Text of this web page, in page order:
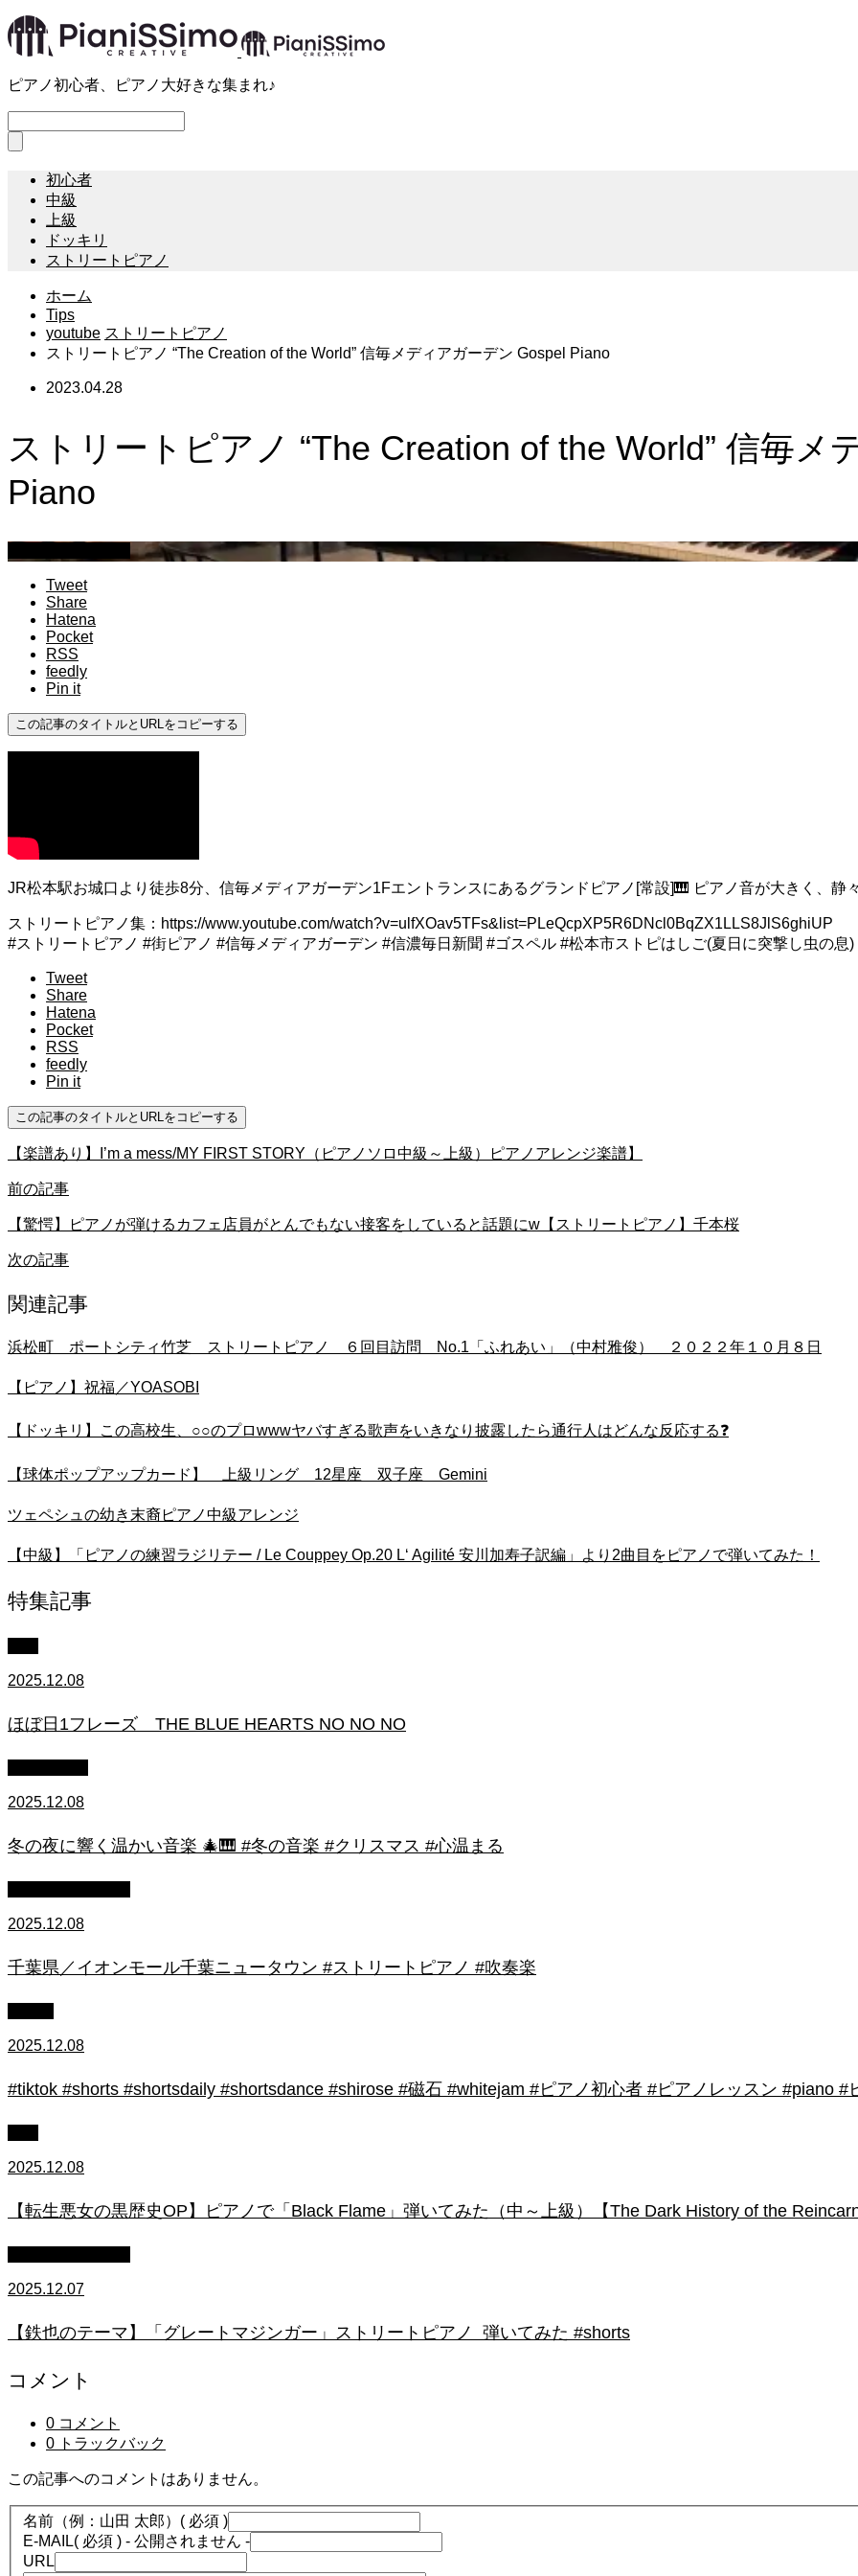
ピアノ初心者、ピアノ大好きな集まれ♪
初心者
中級
上級
ドッキリ
ストリートピアノ
ホーム
Tips
youtube ストリートピアノ
ストリートピアノ “The Creation of the World” 信毎メディアガーデン Gospel Piano
2023.04.28
ストリートピアノ “The Creation of the World” 信毎メ
Piano
Tweet
Share
Hatena
Pocket
RSS
feedly
Pin it
この記事のタイトルとURLをコピーする
JR松本駅お城口より徒歩8分、信毎メディアガーデン1Fエントランスにあるグランドピアノ[常設]🎹 ピアノ音が大きく、静
ストリートピアノ集：https://www.youtube.com/watch?v=ulfXOav5TFs&list=PLeQcpXP5R6DNcl0BqZX1LLS8JlS6ghiUP
#ストリートピアノ #街ピアノ #信毎メディアガーデン #信濃毎日新聞 #ゴスペル #松本市ストピはしご(夏日に突撃し虫の息)
Tweet
Share
Hatena
Pocket
RSS
feedly
Pin it
この記事のタイトルとURLをコピーする
【楽譜あり】I’m a mess/MY FIRST STORY（ピアノソロ中級～上級）ピアノアレンジ楽譜】
前の記事
【驚愕】ピアノが弾けるカフェ店員がとんでもない接客をしていると話題にw【ストリートピアノ】千本桜
次の記事
関連記事
浜松町 ポートシティ竹芝 ストリートピアノ ６回目訪問 No.1「ふれあい」（中村雅俊） ２０２２年１０月８日
【ピアノ】祝福／YOASOBI
【ドッキリ】この高校生、○○のプロwwwヤバすぎる歌声をいきなり披露したら通行人はどんな反応する❓
【球体ポップアップカード】 上級リング 12星座 双子座 Gemini
ツェペシュの幼き末裔ピアノ中級アレンジ
【中級】「ピアノの練習ラジリテー / Le Couppey Op.20 L‘ Agilité 安川加寿子訳編」より2曲目をピアノで弾いてみた！
特集記事
2025.12.08
ほぼ日1フレーズ THE BLUE HEARTS NO NO NO
2025.12.08
冬の夜に響く温かい音楽 🎄🎹 #冬の音楽 #クリスマス #心温まる
2025.12.08
千葉県／イオンモール千葉ニュータウン #ストリートピアノ #吹奏楽
2025.12.08
#tiktok #shorts #shortsdaily #shortsdance #shirose #磁石 #whitejam #ピアノ初心者 #ピアノレッスン #piano #
2025.12.08
【転生悪女の黒歴史OP】ピアノで「Black Flame」弾いてみた（中～上級）【The Dark History of the
2025.12.07
【鉄也のテーマ】「グレートマジンガー」ストリートピアノ 弾いてみた #shorts
コメント
0 コメント
0 トラックバック
この記事へのコメントはありません。
名前（例：山田 太郎） ( 必須 )
E-MAIL( 必須 ) - 公開されません -
URL